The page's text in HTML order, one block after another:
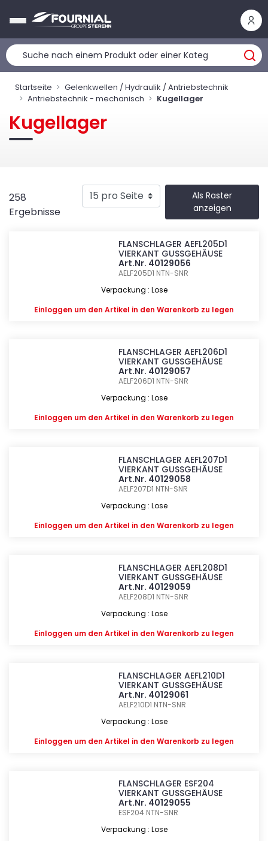
Startseite
Gelenkwellen / Hydraulik / Antriebstechnik
Antriebstechnik - mechanisch
Kugellager
Kugellager
258
Ergebnisse
Als Raster
anzeigen
FLANSCHLAGER AEFL205D1
VIERKANT GUSSGEHÄUSE
Art.Nr. 40129056
AELF205D1 NTN-SNR
Verpackung : Lose
Einloggen um den Artikel in den Warenkorb zu legen
FLANSCHLAGER AEFL206D1
VIERKANT GUSSGEHÄUSE
Art.Nr. 40129057
AELF206D1 NTN-SNR
Verpackung : Lose
Einloggen um den Artikel in den Warenkorb zu legen
FLANSCHLAGER AEFL207D1
VIERKANT GUSSGEHÄUSE
Art.Nr. 40129058
AELF207D1 NTN-SNR
Verpackung : Lose
Einloggen um den Artikel in den Warenkorb zu legen
FLANSCHLAGER AEFL208D1
VIERKANT GUSSGEHÄUSE
Art.Nr. 40129059
AELF208D1 NTN-SNR
Verpackung : Lose
Einloggen um den Artikel in den Warenkorb zu legen
FLANSCHLAGER AEFL210D1
VIERKANT GUSSGEHÄUSE
Art.Nr. 40129061
AELF210D1 NTN-SNR
Verpackung : Lose
Einloggen um den Artikel in den Warenkorb zu legen
FLANSCHLAGER ESF204
VIERKANT GUSSGEHÄUSE
Art.Nr. 40129055
ESF204 NTN-SNR
Verpackung : Lose